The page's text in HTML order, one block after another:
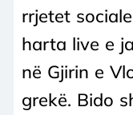
rrjetet
harta live e
në Gjirin e
grekë. Bido